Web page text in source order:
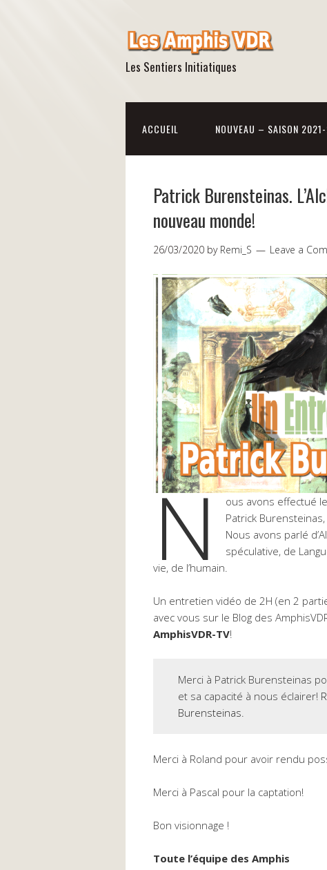
Les Sentiers Initiatiques
ACCUEIL NOUVEAU – SAISON
Patrick Burensteinas.
nouveau monde!
26/03/2020 by Remi_S Leave a
N
ous avons effectué
Patrick
Nous avons parlé
spéculative, de
vie, de l’humain.
Un entretien vidéo de 2H (en 2
avec vous sur le Blog des
AmphisVDR-TV!
Merci à Patrick Burensteinas
et sa capacité à nous éclairer!
Burensteinas.
Merci à Roland pour avoir rendu
Merci à Pascal pour la captation!
Bon visionnage !
Toute l’équipe des Amphis